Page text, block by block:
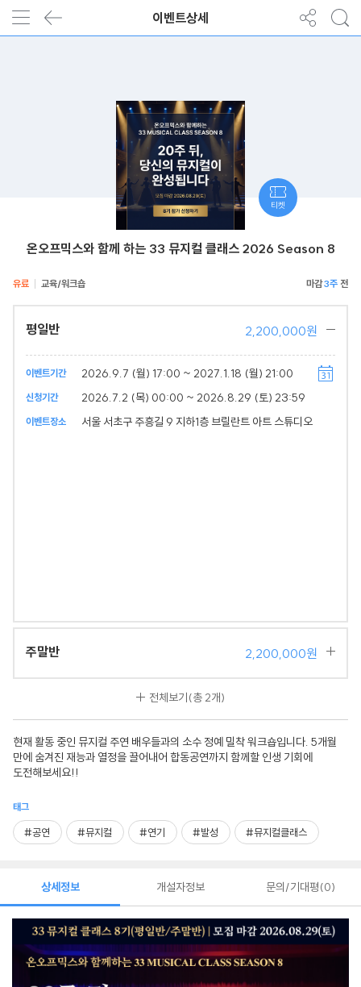
이벤트상세
온오프믹스와 함께 하는 33 뮤지컬 클래스 2026 Season 8
유료 교육/워크숍 3주
평일반 2,200,000원
이벤트기간 2026.9.7 (월) 17:00 ~ 2027.1.18 (월) 21:00
신청기간 2026.7.2 (목) 00:00 ~ 2026.8.29 (토) 23:59
이벤트장소 서울 서초구 주흥길 9 지하1층 브릴란트 아트 스튜디오
주말반 2,200,000원
전체보기(총 2개)
현재 활동 중인 뮤지컬 주연 배우들과의 소수 정예 밀착 워크숍입니다. 5개월
만에 숨겨진 재능과 열정을 끌어내어 합동공연까지 함께할 인생 기회에
도전해보세요!!
태그
#공연 #뮤지컬 #연기 #발성 #뮤지컬클래스
티켓
상세정보 개설자정보 문의/기대평 0